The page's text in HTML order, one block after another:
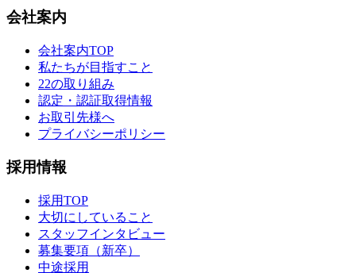
会社案内
会社案内TOP
私たちが目指すこと
22の取り組み
認定・認証取得情報
お取引先様へ
プライバシーポリシー
採用情報
採用TOP
大切にしていること
スタッフインタビュー
募集要項（新卒）
中途採用